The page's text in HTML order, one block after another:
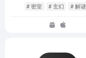
# 密室 # 玄幻 # 解谜